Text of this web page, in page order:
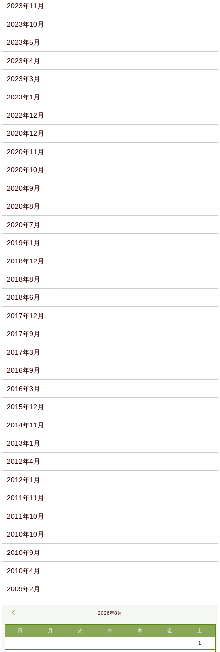
2023年11月
2023年10月
2023年5月
2023年4月
2023年3月
2023年1月
2022年12月
2020年12月
2020年11月
2020年10月
2020年9月
2020年8月
2020年7月
2019年1月
2018年12月
2018年8月
2018年6月
2017年12月
2017年9月
2017年3月
2016年9月
2016年3月
2015年12月
2014年11月
2013年1月
2012年4月
2012年1月
2011年11月
2011年10月
2010年10月
2010年9月
2010年4月
2009年2月
2026年8月
日 月 火 水 木 金 土
1